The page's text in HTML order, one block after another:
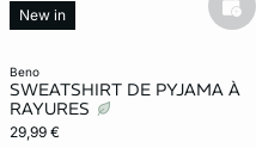
beno
SWEATSHIRT DE PYJAMA À
RAYURES
29,99 €
New in